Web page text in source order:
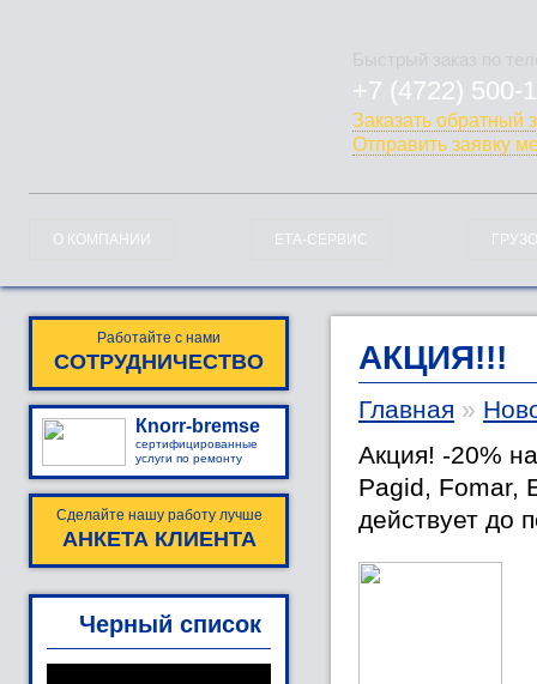
+7 (4722) 500-
778-128
Заказать обратный
Отправить заявку
О КОМПАНИИ ЕТА-СЕРВИС
Работайте с нами
СОТРУДНИЧЕСТВО
Кnorr-bremse
сертифицированные
услуги по ремонту
Сделайте нашу работу лучше
АНКЕТА КЛИЕНТА
Черный список
АКЦИЯ!!!
Главная »
Акция! -20%
Pagid, Fomar,
действует до